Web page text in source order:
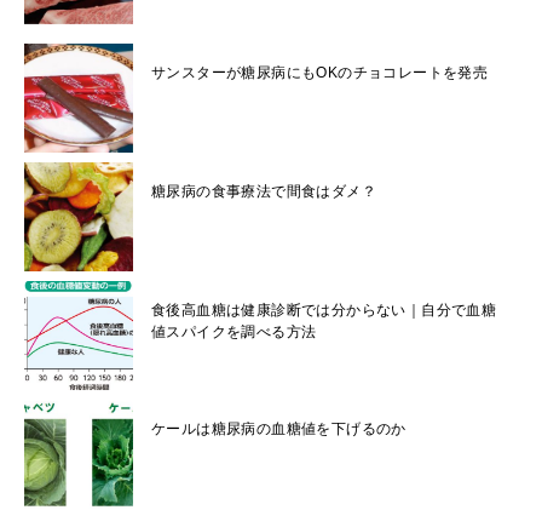
サンスターが糖尿病にもOKのチョコレートを発売
糖尿病の食事療法で間食はダメ？
食後高血糖は健康診断では分からない｜自分で血糖
値スパイクを調べる方法
ケールは糖尿病の血糖値を下げるのか